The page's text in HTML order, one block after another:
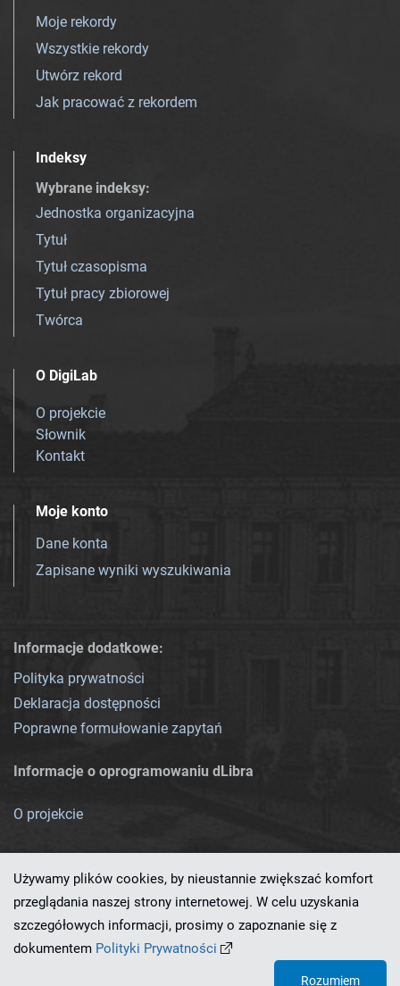
Moje rekordy
Wszystkie rekordy
Utwórz rekord
Jak pracować z rekordem
Indeksy
Wybrane indeksy:
Jednostka organizacyjna
Tytuł
Tytuł czasopisma
Tytuł pracy zbiorowej
Twórca
O DigiLab
O projekcie
Słownik
Kontakt
Moje konto
Dane konta
Zapisane wyniki wyszukiwania
Informacje dodatkowe:
Polityka prywatności
Deklaracja dostępności
Poprawne formułowanie zapytań
Informacje o oprogramowaniu dLibra
O projekcie
Ten serwis działa dzięki oprogramowaniu
Używamy plików cookies, by nieustannie zwiększać komfort
przeglądania naszej strony internetowej. W celu uzyskania
szczegółowych informacji, prosimy o zapoznanie się z
dokumentem Polityki Prywatności
Rozumiem